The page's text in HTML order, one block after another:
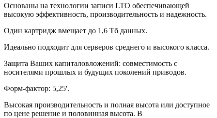
Основаны на технологии записи LTO обеспечивающей
высокую эффективность, производительность и надежность.
Один картридж вмещает до 1,6 Тб данных.
Идеально подходит для серверов среднего и высокого класса.
Защита Ваших капиталовложений: совместимость с
носителями прошлых и будущих поколений приводов.
Форм-фактор: 5,25'.
Высокая производительность и полная высота или доступное
по цене решение и половинная высота. В